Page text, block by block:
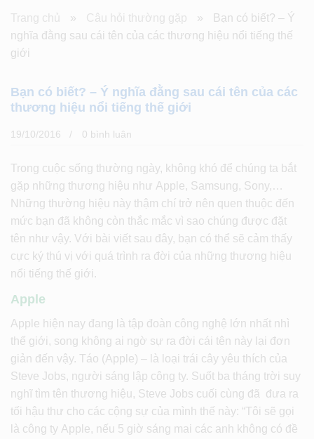
Trang chủ » Câu hỏi thường gặp »
Bạn có biết? – Ý
nghĩa đằng sau cái tên của các thương hiệu nổi tiếng thế
giới
Bạn có biết? – Ý nghĩa đằng sau cái tên của các
thương hiệu nổi tiếng thế giới
19/10/2016 0 bình luân
Trong cuộc sống thường ngày, không khó để chúng ta bắt
gặp những thương hiệu như Apple, Samsung, Sony,…
Những thường hiệu này thậm chí trở nên quen thuộc đến
mức bạn đã không còn thắc mắc vì sao chúng được đặt
tên như vậy. Với bài viết sau đây, bạn có thể sẽ cảm thấy
cực ký thú vị với quá trình ra đời của những thương hiệu
nổi tiếng thế giới.
Apple
Apple hiện nay đang là tập đoàn công nghệ lớn nhất nhì
thế giới, song không ai ngờ sự ra đời cái tên này lại đơn
giản đến vậy. Táo (Apple) – là loại trái cây yêu thích của
Steve Jobs, người sáng lập công ty. Suốt ba tháng trời suy
nghĩ tìm tên thương hiệu, Steve Jobs cuối cùng đã đưa ra
tối hậu thư cho các cộng sự của mình thế này: “Tôi sẽ gọi
là công ty Apple, nếu 5 giờ sáng mai các anh không có đề